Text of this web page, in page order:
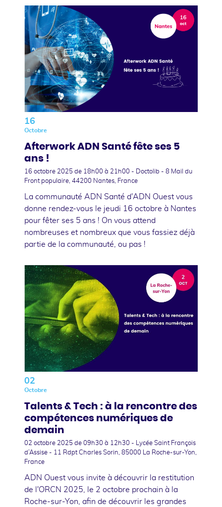
16
Octobre
Afterwork ADN Santé fête ses 5
ans !
16 octobre 2025 de 18h00 à 21h00 - Doctolib - 8 Mail du
Front populaire, 44200 Nantes, France
La communauté ADN Santé d'ADN Ouest vous
donne rendez-vous le jeudi 16 octobre à Nantes
pour fêter ses 5 ans ! On vous attend
nombreuses et nombreux que vous fassiez déjà
partie de la communauté, ou pas !
02
Octobre
Talents & Tech : à la rencontre des
compétences numériques de
demain
02 octobre 2025 de 09h30 à 12h30 - Lycée Saint François
d’Assise - 11 Rdpt Charles Sorin, 85000 La Roche-sur-Yon,
France
ADN Ouest vous invite à découvrir la restitution
de l'ORCN 2025, le 2 octobre prochain à la
Roche-sur-Yon, afin de découvrir les grandes